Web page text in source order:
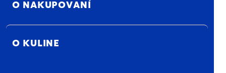
O NAKUPOVANÍ
O KULINE